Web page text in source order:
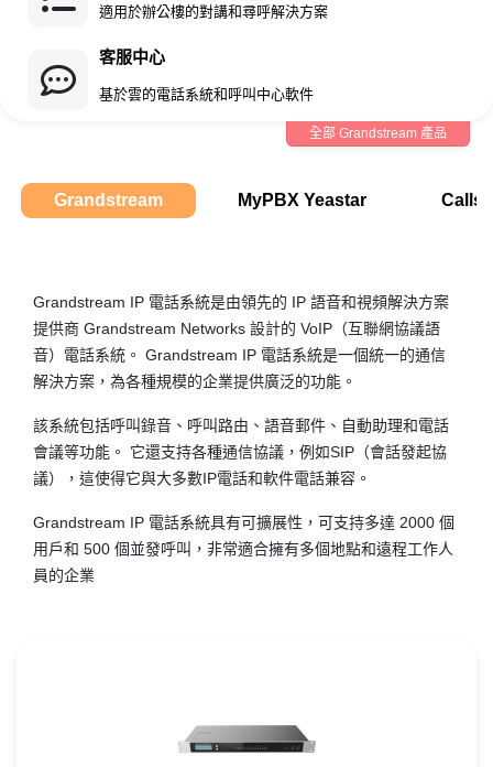
適用於辦公樓的對講和尋呼解決方案
客服中心
基於雲的電話系統和呼叫中心軟件
全部 Grandstream 產品
Grandstream MyPBX Yeastar Calls
Grandstream IP 電話系統是由領先的 IP 語音和視頻解決方案
提供商 Grandstream Networks 設計的 VoIP（互聯網協議語
音）電話系統。 Grandstream IP 電話系統是一個統一的通信
解決方案，為各種規模的企業提供廣泛的功能。
該系統包括呼叫錄音、呼叫路由、語音郵件、自動助理和電話
會議等功能。 它還支持各種通信協議，例如SIP（會話發起協
議），這使得它與大多數IP電話和軟件電話兼容。
Grandstream IP 電話系統具有可擴展性，可支持多達 2000 個
用戶和 500 個並發呼叫，非常適合擁有多個地點和遠程工作人
員的企業